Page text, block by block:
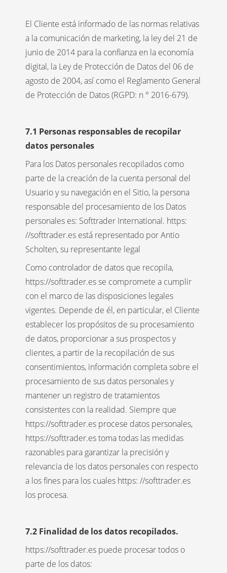
El Cliente está informado de las normas relativas
a la comunicación de marketing, la ley del 21 de
junio de 2014 para la confianza en la economía
digital, la Ley de Protección de Datos del 06 de
agosto de 2004, así como el Reglamento General
de Protección de Datos (RGPD: n ° 2016-679).
7.1 Personas responsables de recopilar
datos personales
Para los Datos personales recopilados como
parte de la creación de la cuenta personal del
Usuario y su navegación en el Sitio, la persona
responsable del procesamiento de los Datos
personales es: Softtrader International. https:
//softtrader.es está representado por Antio
Scholten, su representante legal
Como controlador de datos que recopila,
https://softtrader.es se compromete a cumplir
con el marco de las disposiciones legales
vigentes. Depende de él, en particular, el Cliente
establecer los propósitos de su procesamiento
de datos, proporcionar a sus prospectos y
clientes, a partir de la recopilación de sus
consentimientos, información completa sobre el
procesamiento de sus datos personales y
mantener un registro de tratamientos
consistentes con la realidad. Siempre que
https://softtrader.es procese datos personales,
https://softtrader.es toma todas las medidas
razonables para garantizar la precisión y
relevancia de los datos personales con respecto
a los fines para los cuales https: //softtrader.es
los procesa.
7.2 Finalidad de los datos recopilados.
https://softtrader.es puede procesar todos o
parte de los datos: